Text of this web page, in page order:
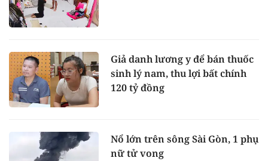
Giả danh lương y để bán thuốc
sinh lý nam, thu lợi bất chính
120 tỷ đồng
Nổ lớn trên sông Sài Gòn, 1 phụ
nữ tử vong